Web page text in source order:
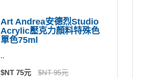
Art Andrea安德烈Studio
Acrylic壓克力顏料特殊色
單色75ml
..
$NT 75元 $NT 95元